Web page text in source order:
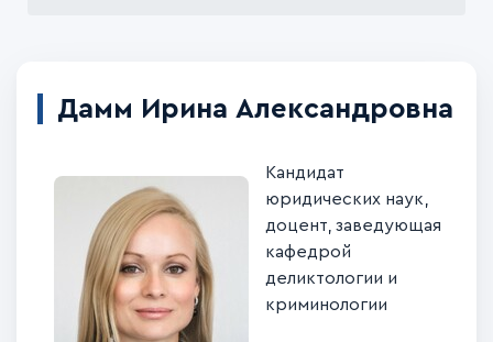
Дамм Ирина Александровна
Кандидат
юридических наук,
доцент, заведующая
кафедрой
деликтологии и
криминологии